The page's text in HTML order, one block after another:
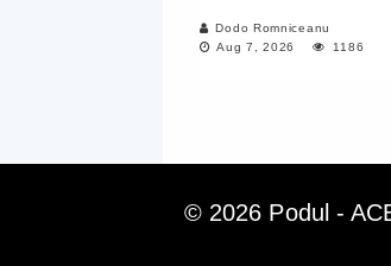
Dodo Romniceanu
Aug 7, 2026
1186
© 2026 Podul -